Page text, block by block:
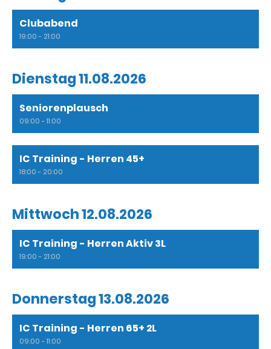
Clubabend
19:00 - 21:00
Dienstag 11.08.2026
Seniorenplausch
09:00 - 11:00
IC Training - Herren 45+
18:00 - 20:00
Mittwoch 12.08.2026
IC Training - Herren Aktiv 3L
19:00 - 21:00
Donnerstag 13.08.2026
IC Training - Herren 65+ 2L
09:00 - 11:00